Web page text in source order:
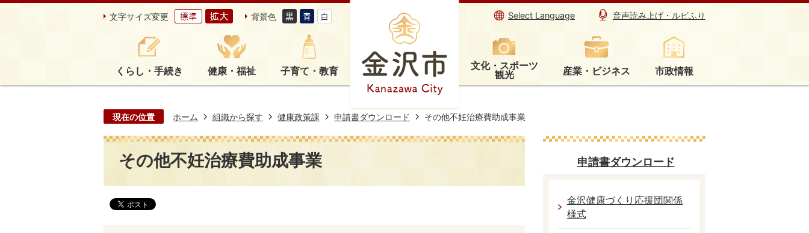
文字サイズ変更 背景色 Select Language 音声読み上げ・ルビふり
くらし・手続き 健康・福祉 子育て・教育 文化・スポーツ
観光 産業・ビジネス 市政情報
現在の位置 ホーム 組織から探す 健康政策課 申請書ダウンロード その他不妊治療費助成事業
その他不妊治療費助成事業 申請書ダウンロード
金沢健康づくり応援団関係
様式